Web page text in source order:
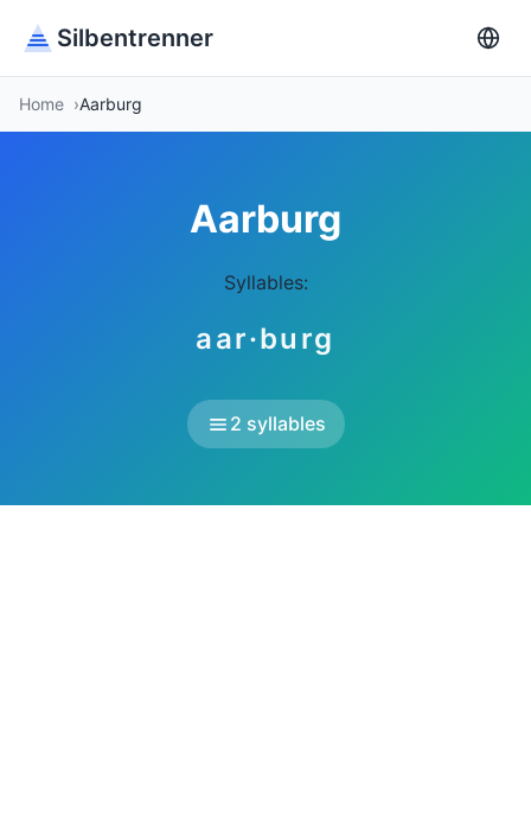
Silbentrenner
Home Aarburg
Aarburg
Syllables:
aar·burg
2 syllables